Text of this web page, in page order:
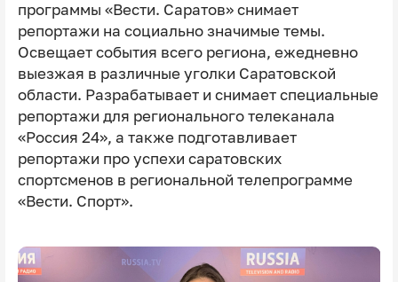
программы «Вести. Саратов» снимает
репортажи на социально значимые темы.
Освещает события всего региона, ежедневно
выезжая в различные уголки Саратовской
области. Разрабатывает и снимает специальные
репортажи для регионального телеканала
«Россия 24», а также подготавливает
репортажи про успехи саратовских
спортсменов в региональной телепрограмме
«Вести. Спорт».